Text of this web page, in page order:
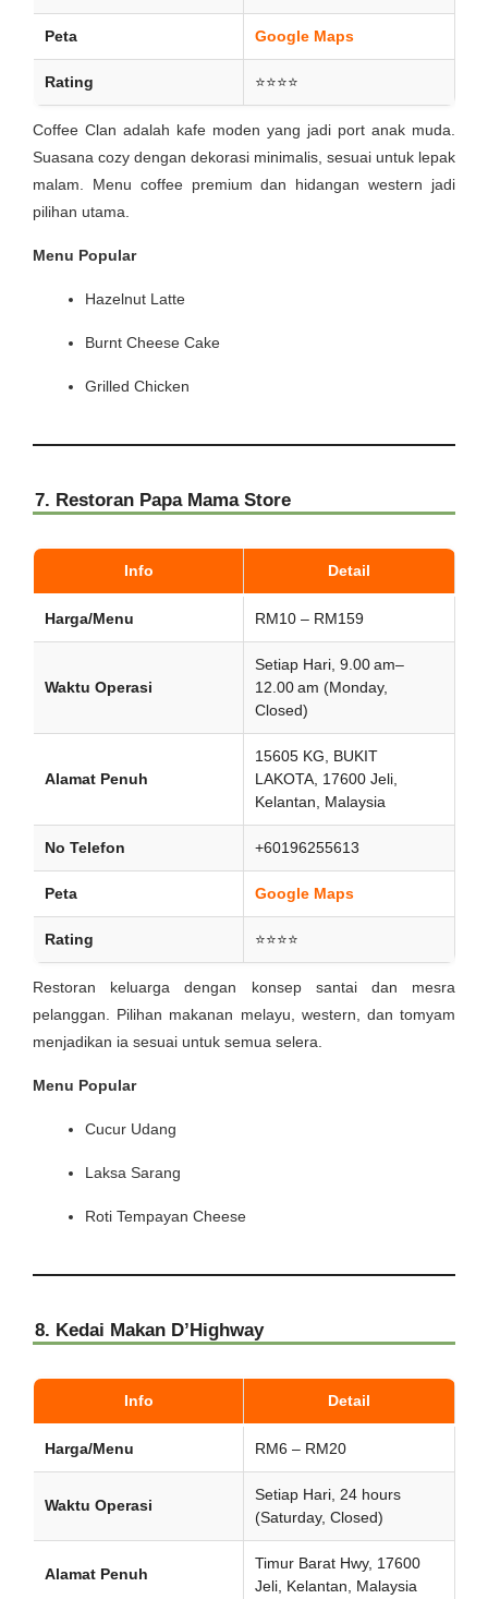
Peta Google Maps
Rating ⭐⭐⭐⭐
Coffee Clan adalah kafe moden yang jadi port anak muda.
Suasana cozy dengan dekorasi minimalis, sesuai untuk lepak
malam. Menu coffee premium dan hidangan western jadi
pilihan utama.
Menu Popular
Hazelnut Latte
Burnt Cheese Cake
Grilled Chicken
7. Restoran Papa Mama Store
Info Detail
Harga/Menu RM10 – RM159
Waktu Operasi
Setiap Hari, 9.00 am–
12.00 am (Monday,
Closed)
Alamat Penuh
15605 KG, BUKIT
LAKOTA, 17600 Jeli,
Kelantan, Malaysia
No Telefon +60196255613
Peta Google Maps
Rating ⭐⭐⭐⭐
Restoran keluarga dengan konsep santai dan mesra
pelanggan. Pilihan makanan melayu, western, dan tomyam
menjadikan ia sesuai untuk semua selera.
Menu Popular
Cucur Udang
Laksa Sarang
Roti Tempayan Cheese
8. Kedai Makan D’Highway
Info Detail
Harga/Menu RM6 – RM20
Waktu Operasi
Setiap Hari, 24 hours
(Saturday, Closed)
Alamat Penuh
Timur Barat Hwy, 17600
Jeli, Kelantan, Malaysia